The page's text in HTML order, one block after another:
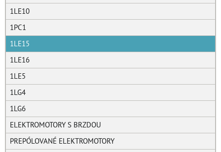
1LE10
1PC1
1LE15
1LE16
1LE5
1LG4
1LG6
ELEKTROMOTORY S BRZDOU
PREPÓLOVANÉ ELEKTROMOTORY